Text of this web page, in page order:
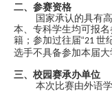
二、参赛资格
国家承认的具有
本、专科学生均可报
籍；参加过往届“21 世
选手不具备参加本届大
三、校园赛承办单位
本次比赛由外语学